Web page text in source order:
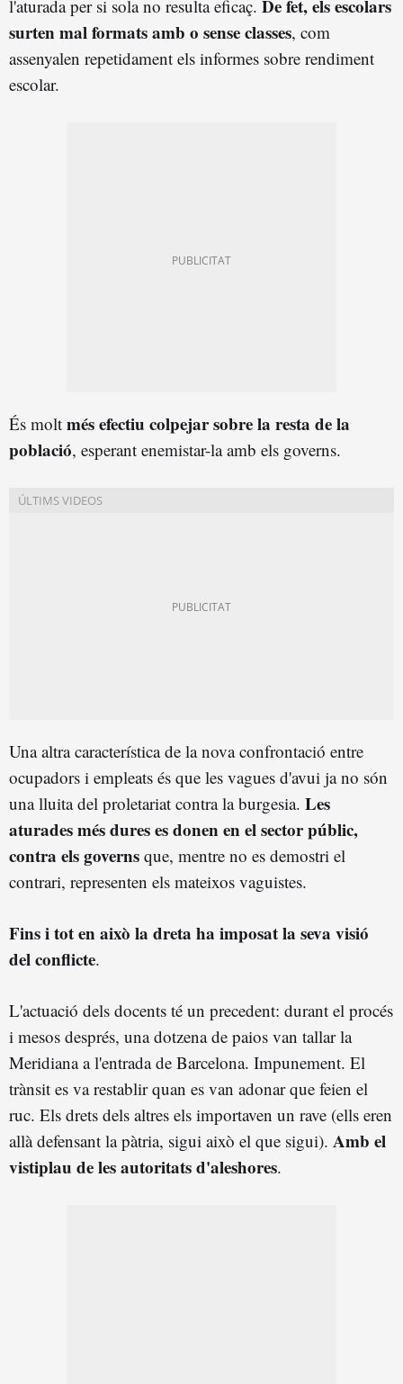
l'aturada per si sola no resulta eficaç. De fet, els escolars
surten mal formats amb o sense classes, com
assenyalen repetidament els informes sobre rendiment
escolar.
És molt més efectiu colpejar sobre la resta de la
població, esperant enemistar-la amb els governs.
Una altra característica de la nova confrontació entre
ocupadors i empleats és que les vagues d'avui ja no són
una lluita del proletariat contra la burgesia. Les
aturades més dures es donen en el sector públic,
contra els governs que, mentre no es demostri el
contrari, representen els mateixos vaguistes.
Fins i tot en això la dreta ha imposat la seva visió
del conflicte.
L'actuació dels docents té un precedent: durant el procés
i mesos després, una dotzena de paios van tallar la
Meridiana a l'entrada de Barcelona. Impunement. El
trànsit es va restablir quan es van adonar que feien el
ruc. Els drets dels altres els importaven un rave (ells eren
allà defensant la pàtria, sigui això el que sigui). Amb el
vistiplau de les autoritats d'aleshores.